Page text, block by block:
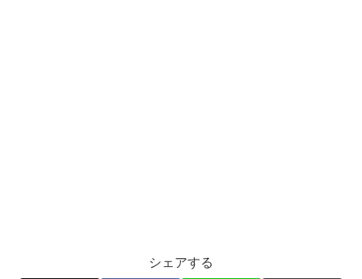
シェアする